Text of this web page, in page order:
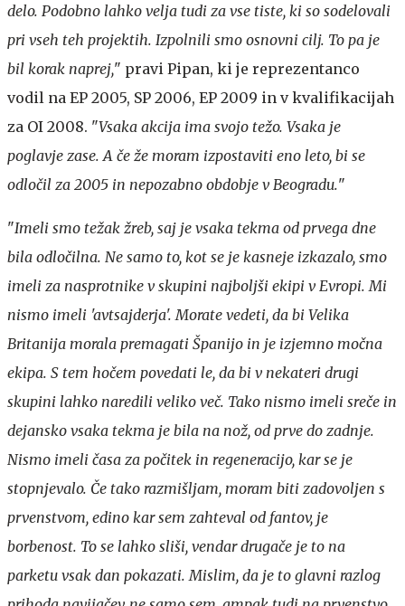
delo. Podobno lahko velja tudi za vse tiste, ki so sodelovali
pri vseh teh projektih. Izpolnili smo osnovni cilj. To pa je
bil korak naprej," pravi Pipan, ki je reprezentanco
vodil na EP 2005, SP 2006, EP 2009 in v kvalifikacijah
za OI 2008. "Vsaka akcija ima svojo težo. Vsaka je
poglavje zase. A če že moram izpostaviti eno leto, bi se
odločil za 2005 in nepozabno obdobje v Beogradu."
"Imeli smo težak žreb, saj je vsaka tekma od prvega dne
bila odločilna. Ne samo to, kot se je kasneje izkazalo, smo
imeli za nasprotnike v skupini najboljši ekipi v Evropi. Mi
nismo imeli 'avtsajderja'. Morate vedeti, da bi Velika
Britanija morala premagati Španijo in je izjemno močna
ekipa. S tem hočem povedati le, da bi v nekateri drugi
skupini lahko naredili veliko več. Tako nismo imeli sreče in
dejansko vsaka tekma je bila na nož, od prve do zadnje.
Nismo imeli časa za počitek in regeneracijo, kar se je
stopnjevalo. Če tako razmišljam, moram biti zadovoljen s
prvenstvom, edino kar sem zahteval od fantov, je
borbenost. To se lahko sliši, vendar drugače je to na
parketu vsak dan pokazati. Mislim, da je to glavni razlog